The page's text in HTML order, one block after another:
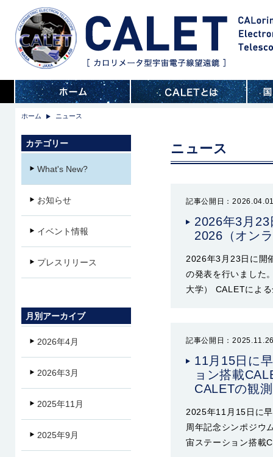
ホーム ニュース
ニュース
記事公開日：
2026年3月
2026（オン
2026年3月23日に開
の発表を行いました
大学） CALETによ
記事公開日：
11月15日に
ョン搭載
CALETの観
2025年11月15日に
周年記念シンポジウ
宙ステーション搭載
カテゴリー
What's New?
お知らせ
イベント情報
プレスリリース
月別アーカイブ
2026年4月
2026年3月
2025年11月
2025年9月